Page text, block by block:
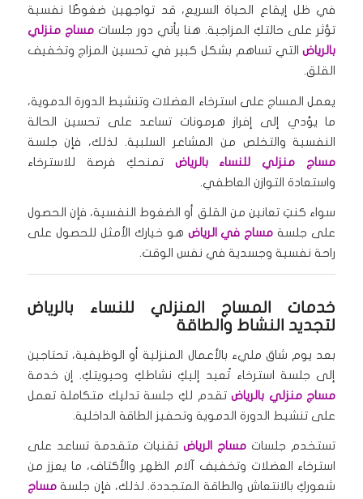
في ظل إيقاع الحياة السريع، قد تواجهين ضغوطًا نفسية
تؤثر على حالتكِ المزاجية. هنا يأتي دور جلساتمساج منزلي
بالرياضالتي تساهم بشكل كبير في تحسين المزاج وتخفيف
القلق.
يعمل المساج على استرخاء العضلات وتنشيط الدورة الدموية،
ما يؤدي إلى إفراز هرمونات تساعد على تحسين الحالة
النفسية والتخلص من المشاعر السلبية. لذلك، فإن جلسة
مساج منزلي للنساء بالرياض تمنحكِ فرصة للاسترخاء
واستعادة التوازن العاطفي.
سواء كنتِ تعانين من القلق أو الضغوط النفسية، فإن الحصول
على جلسة مساج في الرياض هو خيارك الأمثل للحصول على
راحة نفسية وجسدية في نفس الوقت.
خدمات المساج المنزلي للنساء بالرياض
لتجديد النشاط والطاقة
بعد يوم شاق مليء بالأعمال المنزلية أو الوظيفية، تحتاجين
إلى جلسة استرخاء تُعيد إليكِ نشاطكِ وحيويتكِ. إن خدمة
مساج منزلي بالرياضتقدم لكِ جلسة تدليك متكاملة تعمل
على تنشيط الدورة الدموية وتحفيز الطاقة الداخلية.
تستخدم جلسات مساج الرياضتقنيات متقدمة تساعد على
استرخاء العضلات وتخفيف آلام الظهر والأكتاف، ما يعزز من
شعوركِ بالانتعاش والطاقة المتجددة. لذلك، فإن جلسةمساج